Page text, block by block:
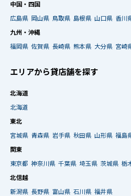
中国・四国
広島県 岡山県 鳥取県 島根県 山口県 香川
九州・沖縄
福岡県 佐賀県 長崎県 熊本県 大分県 宮崎
エリアから貸店舗を探す
北海道
北海道
東北
宮城県 青森県 岩手県 秋田県 山形県 福島
関東
東京都 神奈川県 千葉県 埼玉県 茨城県 栃
北信越
新潟県 長野県 富山県 石川県 福井県